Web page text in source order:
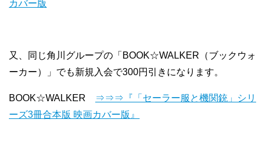
カバー版
又、同じ角川グループの「BOOK☆WALKER（ブックウォ
ーカー）」でも新規入会で300円引きになります。
BOOK☆WALKER
⇒⇒⇒『「セーラー服と機関銃」シリ
ーズ3冊合本版 映画カバー版』